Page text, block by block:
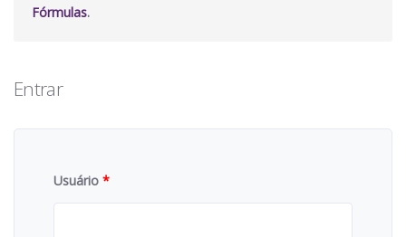
Fórmulas.
Entrar
Usuário *